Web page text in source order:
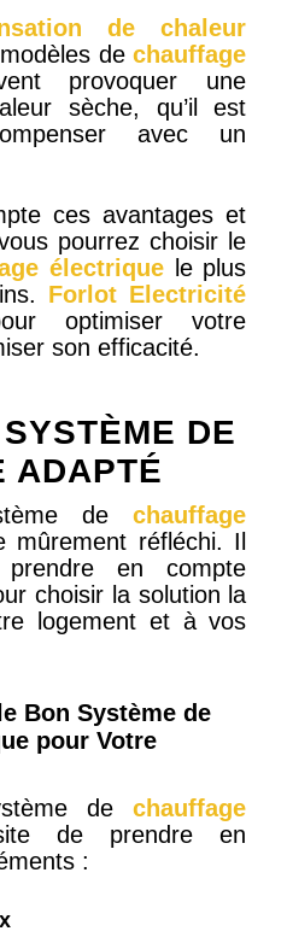
de chaleur
dechauffage
provoquer une
sèche, qu’il est
avec un
ces avantages et
pourrez choisir le
électriquele plus
Forlot Electricité
optimiser votre
son efficacité.
DE
ADAPTÉ
dechauffage
réfléchi. Il
en compte
choisir la solution la
logement et à vos
Bon Système de
pour Votre
dechauffage
de prendre en
: